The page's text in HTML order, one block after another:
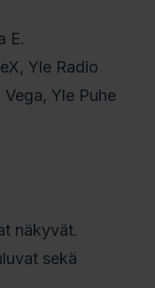
E.
Yle Radio
Yle Puhe
näkyvät.
sekä